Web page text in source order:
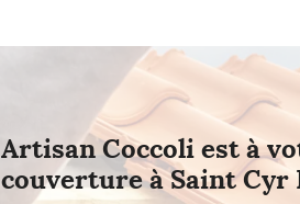
Artisan Coccoli est à
couverture à Saint Cyr